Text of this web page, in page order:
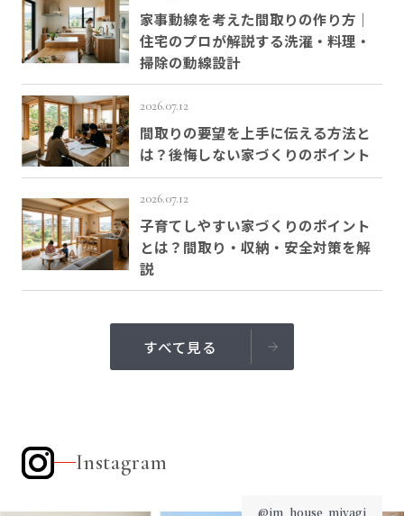
家事動線を考えた間取りの作り方｜
住宅のプロが解説する洗濯・料理・
掃除の動線設計
2026.07.12
間取りの要望を上手に伝える方法と
は？後悔しない家づくりのポイント
2026.07.12
子育てしやすい家づくりのポイント
とは？間取り・収納・安全対策を解
説
すべて見る
Instagram
@im_house_miyagi